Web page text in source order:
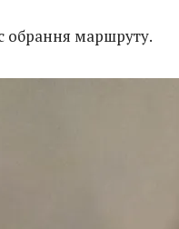
обрання маршруту.